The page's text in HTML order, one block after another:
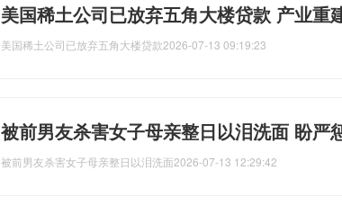
美国稀土公司已放弃五角大楼贷款 产业重
美国稀土公司已放弃五角大楼贷款2026-07-13 09:19:23
被前男友杀害女子母亲整日以泪洗面 盼严
被前男友杀害女子母亲整日以泪洗面2026-07-13 12:29:42